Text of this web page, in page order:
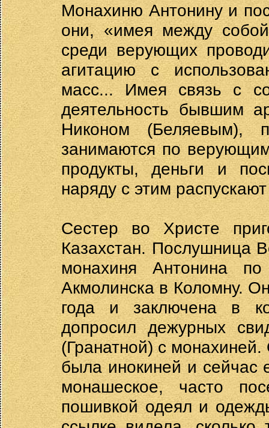
Монахиню Антонину и
они, «имея между
среди верующих
агитацию с
масс... Имея связь с
деятельность бывшим
Никоном (Беляевым),
занимаются по
продукты, деньги и
наряду с этим
Сестер во Христе
Казахстан. Послушница
монахиня Антонина
Акмолинска в Коломну.
года и заключена в
допросил дежурных
(Гранатной) с
была инокиней и сейчас
монашеское, часто
пошивкой одеял и